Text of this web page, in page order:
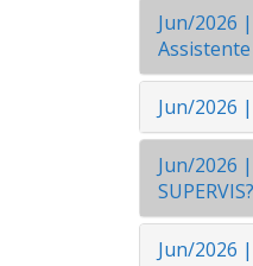
Jun/2026
Jun/2026
Jun/2026
Jun/2026